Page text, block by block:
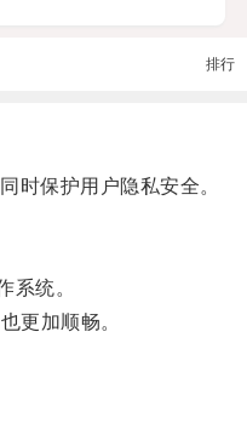
排行
保护用户隐私安全。
统。
更加顺畅。